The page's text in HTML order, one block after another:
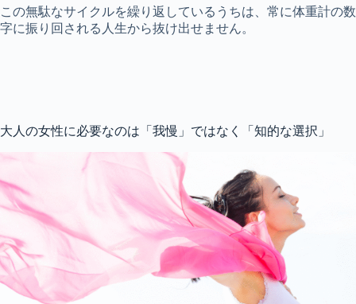
この無駄なサイクルを繰り返しているうちは、常に体重計の数
字に振り回される人生から抜け出せません。
大人の女性に必要なのは「我慢」ではなく「知的な選択」